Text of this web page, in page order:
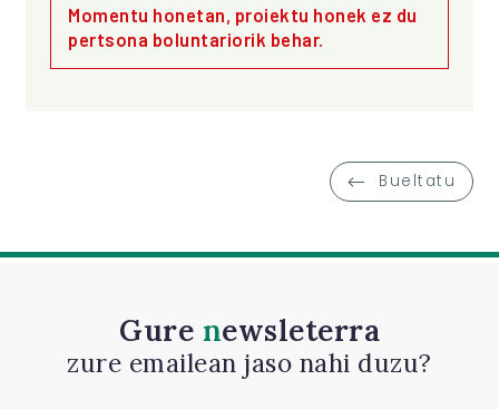
Momentu honetan, proiektu honek ez du
pertsona boluntariorik behar.
Bueltatu
Gure newsleterra
zure emailean jaso nahi duzu?